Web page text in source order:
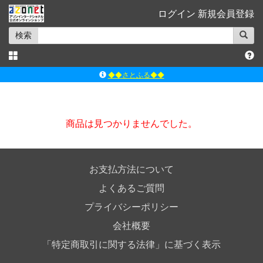
ログイン 新規会員登録
検索
◆◆さとふる◆◆
ｱｿﾞﾝｵﾝﾗｲﾝｼｮｯﾌﾟX
商品は見つかりませんでした。
お支払方法について
よくあるご質問
プライバシーポリシー
会社概要
「特定商取引に関する法律」に基づく表示